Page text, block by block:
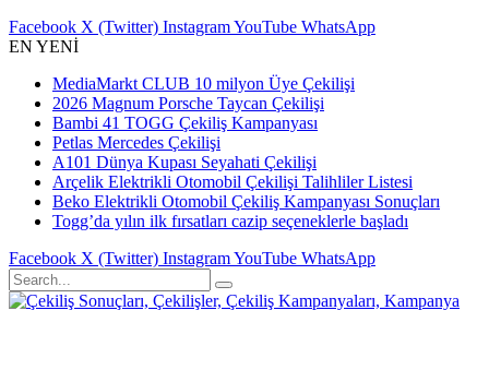
Facebook X (Twitter) InstagramYouTube WhatsApp
EN YENİ
MediaMarkt CLUB 10 milyon Üye Çekilişi
2026 Magnum Porsche Taycan Çekilişi
Bambi 41 TOGG Çekiliş Kampanyası
Petlas Mercedes Çekilişi
A101 Dünya Kupası Seyahati Çekilişi
Arçelik Elektrikli Otomobil Çekilişi Talihliler Listesi
Beko Elektrikli Otomobil Çekiliş Kampanyası Sonuçları
Togg’da yılın ilk fırsatları cazip seçeneklerle başladı
Facebook X (Twitter) InstagramYouTube WhatsApp